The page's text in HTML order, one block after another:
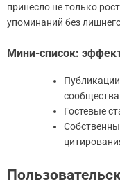
принесло не только
упоминаний без
Мини-список:
Гостевые